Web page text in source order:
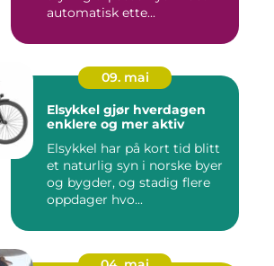
automatisk ette...
09. mai
Elsykkel gjør hverdagen
enklere og mer aktiv
Elsykkel har på kort tid blitt
et naturlig syn i norske byer
og bygder, og stadig flere
oppdager hvo...